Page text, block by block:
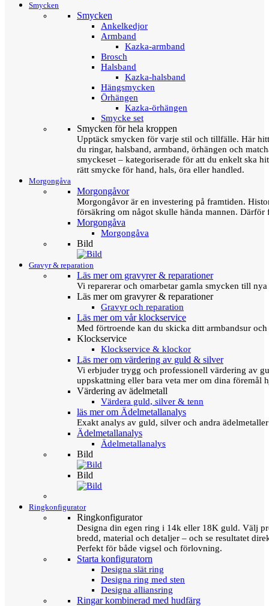
Smycken
Smycken
Ankelkedjor
Armband
Kazka-armband
Brosch
Halsband
Kazka-halsband
Hängsmycken
Örhängen
Kazka-örhängen
Smycke set
Smycken för hela kroppen
Upptäck smycken för varje stil och tillfälle. Här
du ringar, halsband, armband, örhängen och
smyckeset – kategoriserade för att du enkelt ska
rätt smycke för hand, hals, öra eller handled.
Morgongåva
Morgongåvor
Morgongåvor är en investering på framtiden.
försäkring om något skulle hända mannen.
Morgongåva
Morgongåva
Bild
Gravyr & reparation
Läs mer om gravyrer & reparationer
Vi reparerar och omarbetar gamla smycken till
Läs mer om gravyrer & reparationer
Gravyr och reparation
Läs mer om vår klockservice
Med förtroende kan du skicka ditt armbandsur
Klockservice
Klockservice & klockor
Läs mer om värdering av guld & silver
Vi erbjuder trygg och professionell värdering av
uppskattning eller bara veta mer om dina föremål
Värdering av ädelmetall
Värdera guld, silver & tenn
läs mer om Ädelmetallanalys
Exakt analys av guld, silver och andra
Ädelmetallanalys
Ädelmetallanalys
Bild
Bild
Ringkonfigurator
Ringkonfigurator
Designa din egen ring i 14k eller 18K guld. Välj
bredd, material och detaljer – och se resultatet
Perfekt för både vigsel och förlovning.
Starta konfiguratorn
Designa slät ring
Designa ring med sten
Designa alliansring
Ringar kombinerad med hudfärg